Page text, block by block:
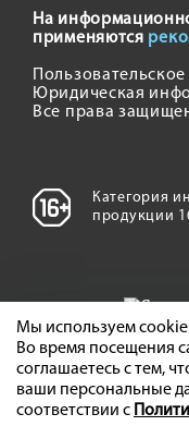
На
применяются
Юридическая
Все права
Категория
продукции
Мы используем
Во время посещения
соглашаетесь с тем,
ваши персональные
соответствии с